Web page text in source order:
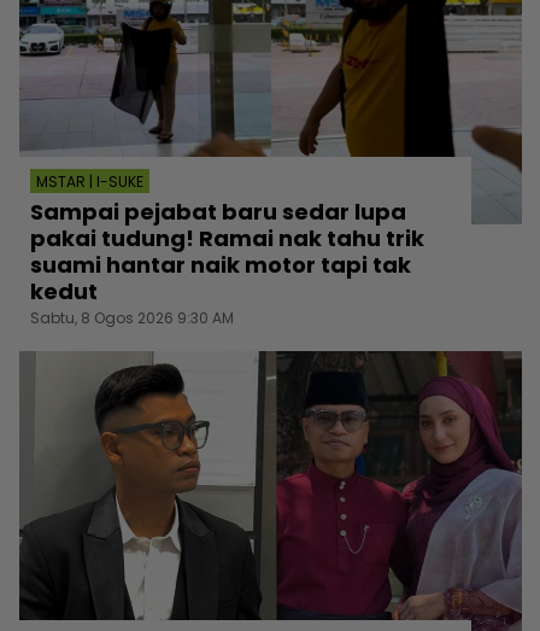
MSTAR | I-SUKE
Sampai pejabat baru sedar lupa
pakai tudung! Ramai nak tahu trik
suami hantar naik motor tapi tak
kedut
Sabtu, 8 Ogos 2026 9:30 AM